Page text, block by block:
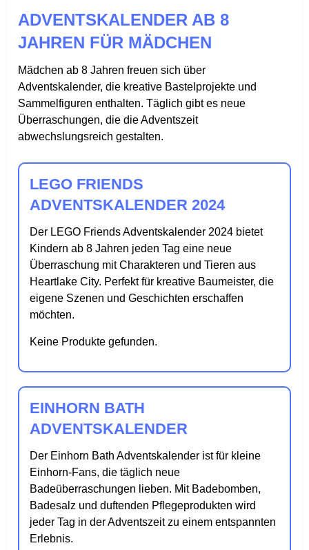
ADVENTSKALENDER AB 8
JAHREN FÜR MÄDCHEN
Mädchen ab 8 Jahren freuen sich über
Adventskalender, die kreative Bastelprojekte und
Sammelfiguren enthalten. Täglich gibt es neue
Überraschungen, die die Adventszeit
abwechslungsreich gestalten.
LEGO FRIENDS
ADVENTSKALENDER 2024
Der LEGO Friends Adventskalender 2024 bietet
Kindern ab 8 Jahren jeden Tag eine neue
Überraschung mit Charakteren und Tieren aus
Heartlake City. Perfekt für kreative Baumeister, die
eigene Szenen und Geschichten erschaffen
möchten.
Keine Produkte gefunden.
EINHORN BATH
ADVENTSKALENDER
Der Einhorn Bath Adventskalender ist für kleine
Einhorn-Fans, die täglich neue
Badeüberraschungen lieben. Mit Badebomben,
Badesalz und duftenden Pflegeprodukten wird
jeder Tag in der Adventszeit zu einem entspannten
Erlebnis.